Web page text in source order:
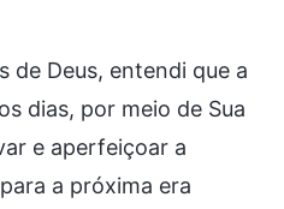
de Deus, entendi que a
dias, por meio de Sua
e aperfeiçoar a
a próxima era